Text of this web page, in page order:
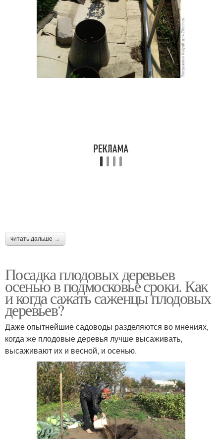
читать дальше →
Посадка плодовых деревьев
осенью в подмосковье сроки. Как
и когда сажать саженцы плодовых
деревьев?
Даже опытнейшие садоводы разделяются во мнениях,
когда же плодовые деревья лучше высаживать,
высаживают их и весной, и осенью.